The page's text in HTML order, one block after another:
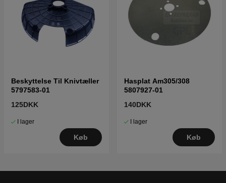
Beskyttelse Til Knivtæller
5797583-01
125DKK
I lager
Køb
Hasplat Am305/308
5807927-01
140DKK
I lager
Køb